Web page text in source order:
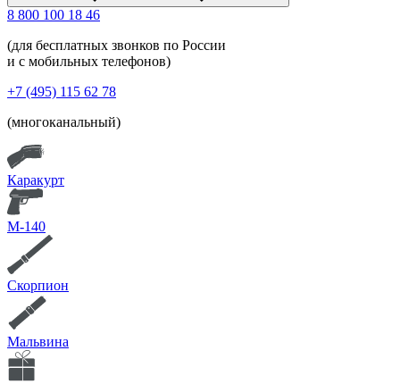
8 800 100 18 46
(для бесплатных звонков по России
и с мобильных телефонов)
+7 (495) 115 62 78
(многоканальный)
Каракурт
М-140
Скорпион
Мальвина